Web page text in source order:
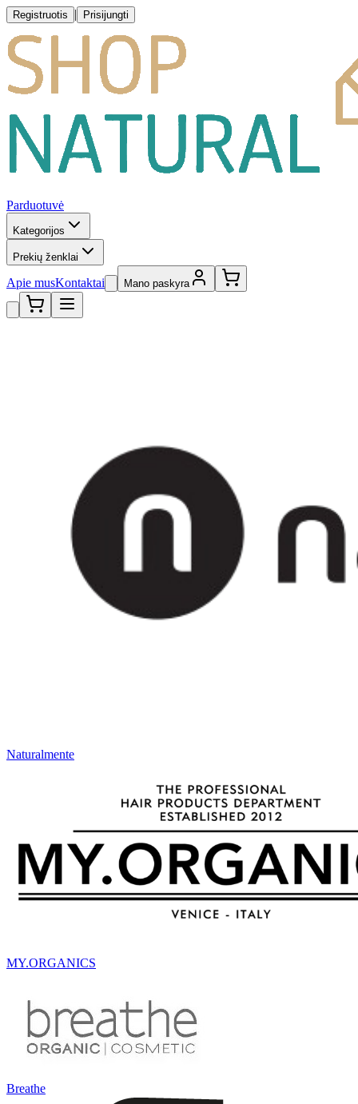
Registruotis | Prisijungti
Parduotuvė
Kategorijos
Prekių ženklai
Apie musKontaktai Mano paskyra
Naturalmente
MY.ORGANICS
Breathe